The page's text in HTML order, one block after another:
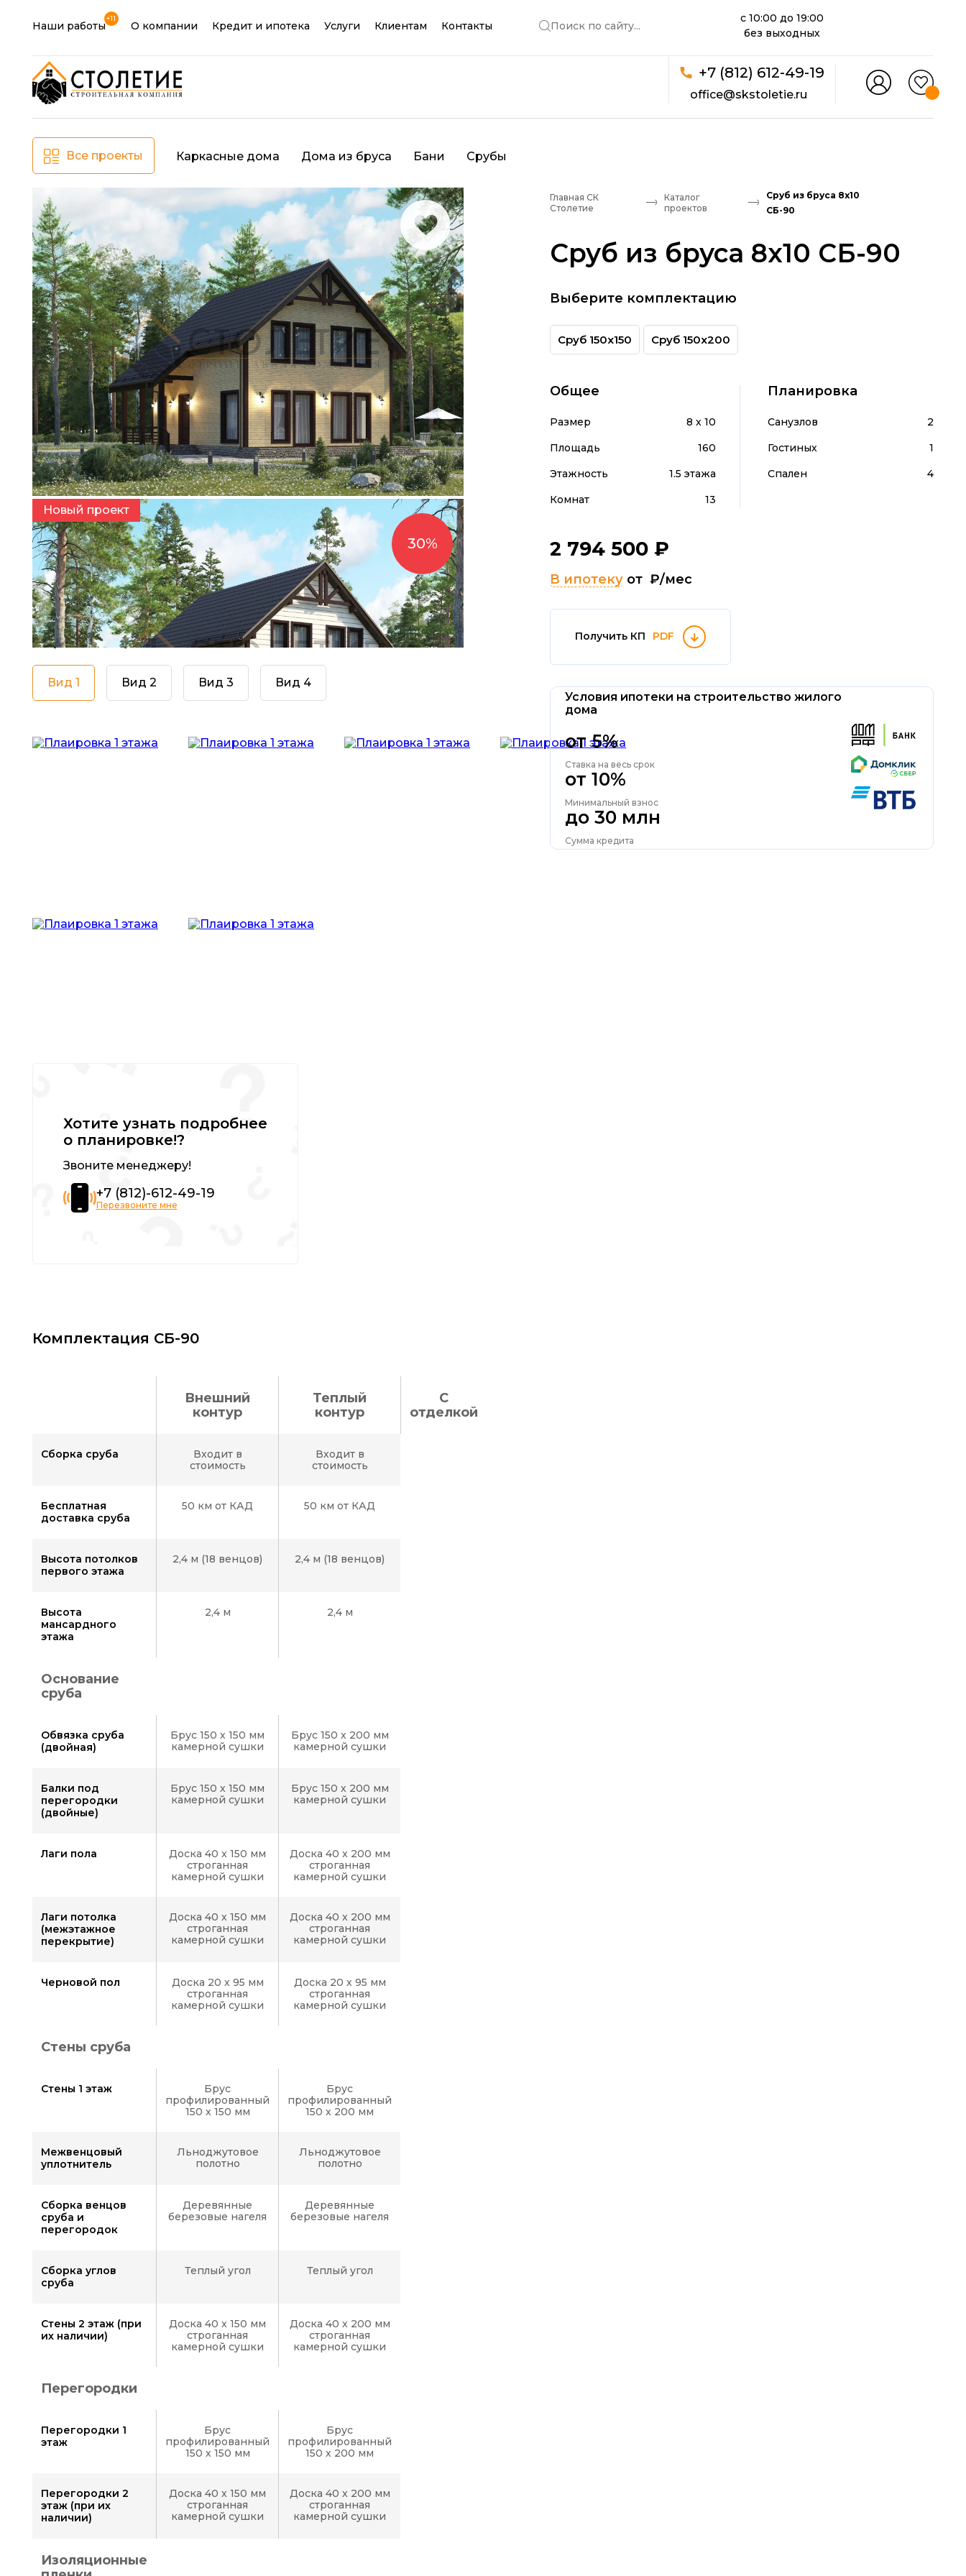
Наши работы
+11
О компании Кредит и ипотека Услуги Клиентам Контакты Поиск по сайту...
с 10:00 до 19:00
без выходных
+7 (812) 612-49-19
office@skstoletie.ru
Все проекты Каркасные дома Дома из бруса Бани Срубы
Цвет фасада:
2
4
Главная СК
Столетие
Каталог
проектов
Сруб из бруса 8х10
СБ-90
Сруб из бруса 8х10 СБ-90
Выберите комплектацию
Сруб 150х150 Сруб 150х200
Общее
Размер
8 x 10
Площадь
160
Этажность
1.5 этажа
Комнат
13
Планировка
Санузлов
2
Гостиных
1
Спален
4
2 794 500 ₽
В ипотеку от ₽/мес
Получить КП PDF
Условия ипотеки на строительство жилого
дома
от 5%
Ставка на весь срок
от 10%
Минимальный взнос
до 30 млн
Сумма кредита
Варианты фасада
Вид 1 Вид 2 Вид 3 Вид 4
Хотите узнать подробнее
о планировке!?
Звоните менеджеру!
+7 (812)-612-49-19
Перезвоните мне
Комплектация СБ-90
Внешний
контур
Теплый
контур
С
отделкой
Сборка сруба
Входит в
стоимость
Входит в
стоимость
Бесплатная
доставка сруба
50 км от КАД 50 км от КАД
Высота потолков
первого этажа
2,4 м (18 венцов) 2,4 м (18 венцов)
Высота
мансардного
этажа
2,4 м 2,4 м
Основание
сруба
Обвязка сруба
(двойная)
Брус 150 х 150 мм
камерной сушки
Брус 150 х 200 мм
камерной сушки
Балки под
перегородки
(двойные)
Брус 150 х 150 мм
камерной сушки
Брус 150 х 200 мм
камерной сушки
Лаги пола
Доска 40 x 150 мм
строганная
камерной сушки
Доска 40 x 200 мм
строганная
камерной сушки
Лаги потолка
(межэтажное
перекрытие)
Доска 40 x 150 мм
строганная
камерной сушки
Доска 40 x 200 мм
строганная
камерной сушки
Черновой пол
Доска 20 х 95 мм
строганная
камерной сушки
Доска 20 х 95 мм
строганная
камерной сушки
Стены сруба
Стены 1 этаж
Брус
профилированный
150 х 150 мм
Брус
профилированный
150 х 200 мм
Межвенцовый
уплотнитель
Льноджутовое
полотно
Льноджутовое
полотно
Сборка венцов
сруба и
перегородок
Деревянные
березовые нагеля
Деревянные
березовые нагеля
Сборка углов
сруба
Теплый угол Теплый угол
Стены 2 этаж (при
их наличии)
Доска 40 x 150 мм
строганная
камерной сушки
Доска 40 x 200 мм
строганная
камерной сушки
Перегородки
Перегородки 1
этаж
Брус
профилированный
150 х 150 мм
Брус
профилированный
150 х 200 мм
Перегородки 2
этаж (при их
наличии)
Доска 40 x 150 мм
строганная
камерной сушки
Доска 40 x 200 мм
строганная
камерной сушки
Изоляционные